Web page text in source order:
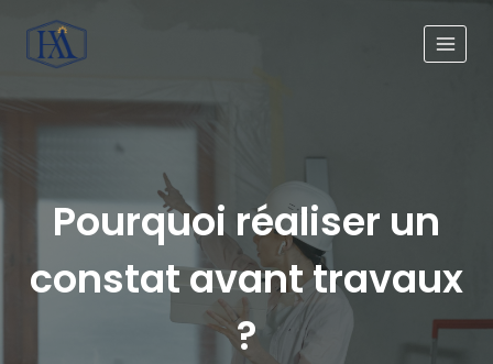
Pourquoi réaliser un
constat avant travaux
?